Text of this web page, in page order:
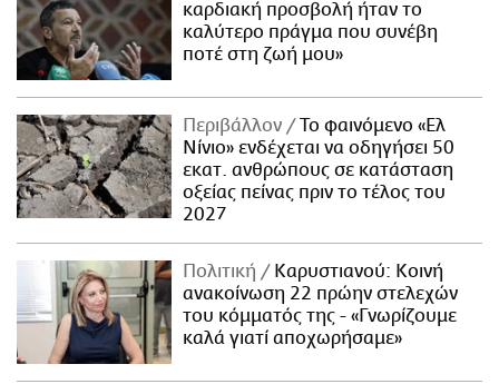
καρδιακή προσβολή ήταν το
καλύτερο πράγμα που συνέβη
ποτέ στη ζωή μου»
Περιβάλλον
Το φαινόμενο «Ελ
Νίνιο» ενδέχεται να οδηγήσει 50
εκατ. ανθρώπους σε κατάσταση
οξείας πείνας πριν το τέλος του
2027
Πολιτική
Καρυστιανού: Κοινή
ανακοίνωση 22 πρώην στελεχών
του κόμματός της - «Γνωρίζουμε
καλά γιατί αποχωρήσαμε»